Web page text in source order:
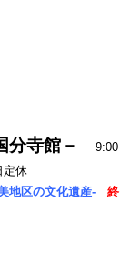
分寺館－
9:00
休
地区の文化遺産- 終